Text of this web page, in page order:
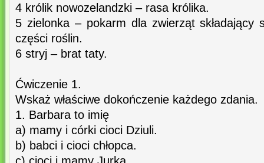
4 królik nowozelandzki – rasa królika.
5 zielonka – pokarm dla zwierząt składający
części roślin.
6 stryj – brat taty.
Ćwiczenie 1.
Wskaż właściwe dokończenie każdego zdania.
1. Barbara to imię
a) mamy i córki cioci Dziuli.
b) babci i cioci chłopca.